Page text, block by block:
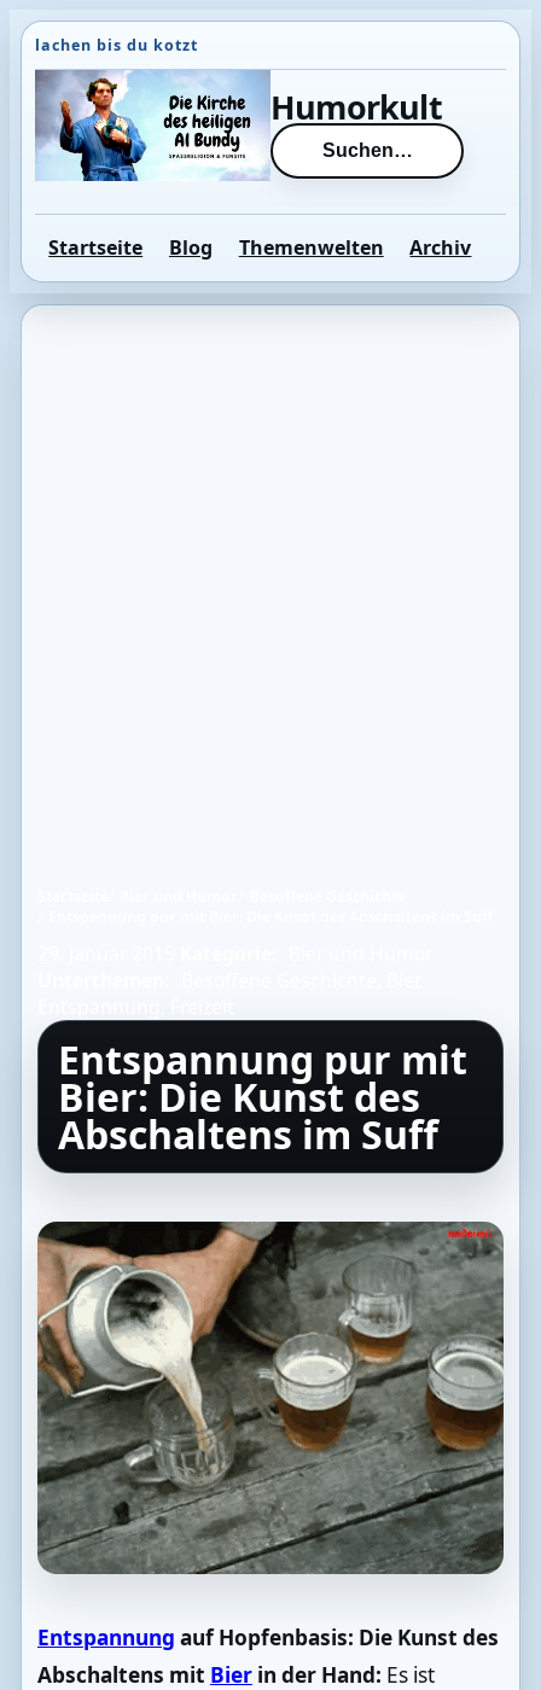
Direkt
zum
Inhalt
wechseln
Humorkult
Suchen…
Startseite Blog Themenwelten Archiv
Entspannung pur mit
Bier: Die Kunst des
Abschaltens im Suff
Entspannung auf Hopfenbasis: Die Kunst des
Abschaltens mit Bierin der Hand: Es ist